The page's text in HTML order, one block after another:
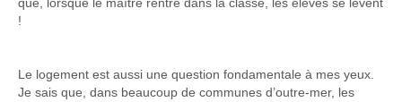
que, lorsque le maître rentre dans la classe, les élèves se lèvent
!
Le logement est aussi une question fondamentale à mes yeux.
Je sais que, dans beaucoup de communes d’outre-mer, les